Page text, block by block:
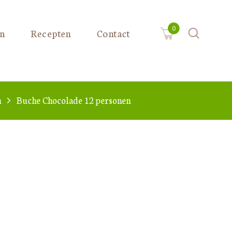
Recepten Contact
Buche Chocolade 12 personen